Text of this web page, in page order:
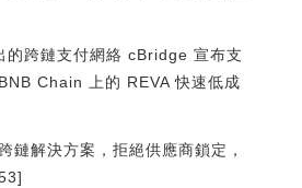
跨鏈支付網絡 cBridge 宣布支
Chain 上的 REVA 快速低成
解決方案，拒絕供應商鎖定，